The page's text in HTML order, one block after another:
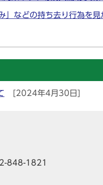
」などの持ち去り行為を
[2024年4月30日]
848-1821